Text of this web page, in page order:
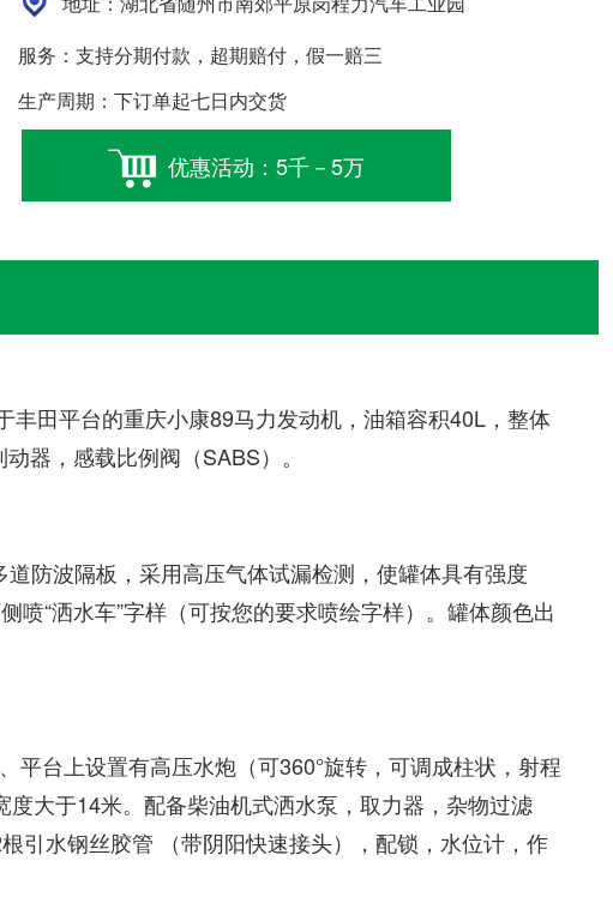
服务：支持分期付款，超期赔付，假一赔三
生产周期：下订单起七日内交货
优惠活动：5千－5万
田平台的重庆小康89马力发动机，油箱容积40L，整体
器，感载比例阀（SABS）。
防波隔板，采用高压气体试漏检测，使罐体具有强度
“洒水车”字样（可按您的要求喷绘字样）。罐体颜色出
台上设置有高压水炮（可360°旋转，可调成柱状，射程
大于14米。配备柴油机式洒水泵，取力器，杂物过滤
引水钢丝胶管 （带阴阳快速接头），配锁，水位计，作